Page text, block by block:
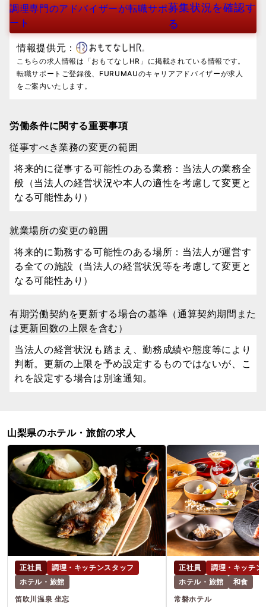
調理専門のアドバイザーが転職サポ
ート
募集状況を確認す
る
情報提供元：
こちらの求人情報は「おもてなしHR」に掲載されている情報です。
転職サポートご登録後、FURUMAUのキャリアアドバイザーが求人
をご案内いたします。
労働条件に関する重要事項
従事すべき業務の変更の範囲
将来的に従事する可能性のある業務：当法人の業務全
般（当法人の経営状況や本人の適性を考慮して変更と
なる可能性あり）
就業場所の変更の範囲
将来的に勤務する可能性のある場所：当法人が運営す
る全ての施設（当法人の経営状況等を考慮して変更と
なる可能性あり）
有期労働契約を更新する場合の基準（通算契約期間また
は更新回数の上限を含む）
当法人の経営状況も踏まえ、勤務成績や態度等により
判断。更新の上限を予め設定するものではないが、こ
れを設定する場合は別途通知。
山梨県のホテル・旅館の求人
正社員
調理・キッチンスタッフ
ホテル・旅館
笛吹川温泉 坐忘
正社員
調理・キッチン
ホテル・旅館
和食
常磐ホテル